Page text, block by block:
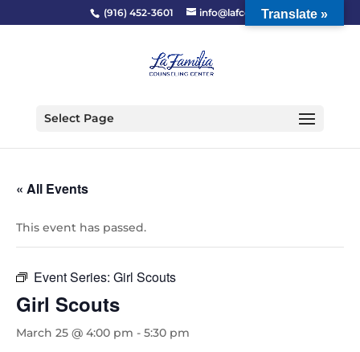
(916) 452-3601 info@lafcc.org
Select Page
« All Events
This event has passed.
Event Series: Girl Scouts
Girl Scouts
March 25 @ 4:00 pm - 5:30 pm
Translate »